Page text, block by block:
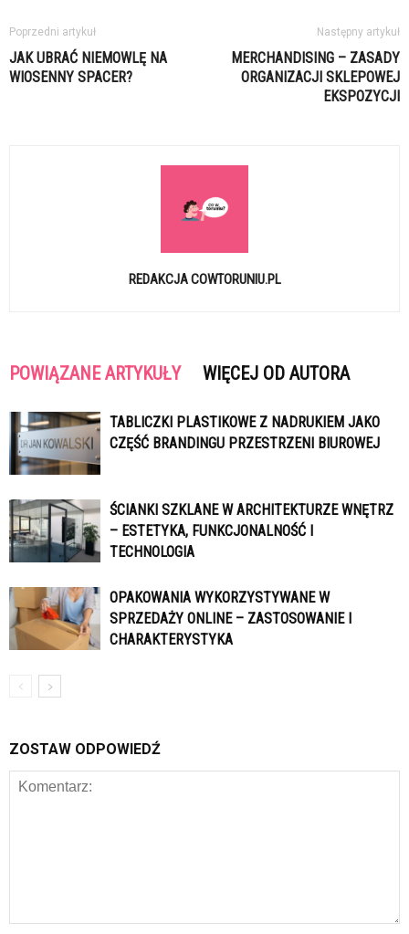
Poprzedni artykuł
JAK UBRAĆ NIEMOWLĘ NA
WIOSENNY SPACER?
Następny artykuł
MERCHANDISING – ZASADY
ORGANIZACJI SKLEPOWEJ
EKSPOZYCJI
REDAKCJA COWTORUNIU.PL
POWIĄZANE ARTYKUŁY WIĘCEJ OD AUTORA
TABLICZKI PLASTIKOWE Z NADRUKIEM JAKO
CZĘŚĆ BRANDINGU PRZESTRZENI BIUROWEJ
ŚCIANKI SZKLANE W ARCHITEKTURZE WNĘTRZ
– ESTETYKA, FUNKCJONALNOŚĆ I
TECHNOLOGIA
OPAKOWANIA WYKORZYSTYWANE W
SPRZEDAŻY ONLINE – ZASTOSOWANIE I
CHARAKTERYSTYKA
ZOSTAW ODPOWIEDŹ